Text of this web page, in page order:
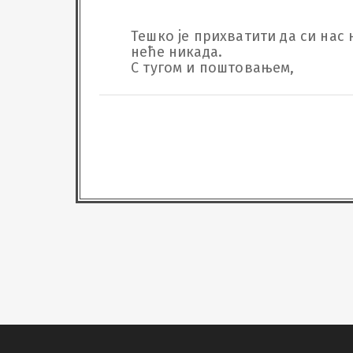
Тешко је прихватити да си нас
неће никада.
С тугом и поштовањем,